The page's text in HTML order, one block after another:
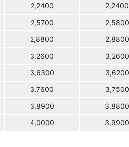
2,2400 2,2400
2,5700 2,5800
2,8800 2,8800
3,2600 3,2600
3,6300 3,6200
3,7600 3,7500
3,8900 3,8800
4,0000 3,9900